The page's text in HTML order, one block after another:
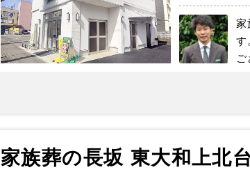
家
す
家族葬の長坂 東大和上北